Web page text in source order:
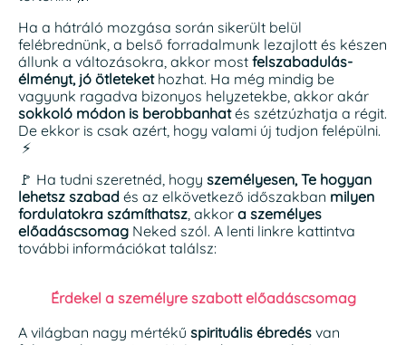
Ha a hátráló mozgása során sikerült belül
felébrednünk, a belső forradalmunk lezajlott és készen
állunk a változásokra, akkor most felszabadulás-
élményt, jó ötleteket hozhat. Ha még mindig be
vagyunk ragadva bizonyos helyzetekbe, akkor akár
sokkoló módon is berobbanhatés szétzúzhatja a régit.
De ekkor is csak azért, hogy valami új tudjon felépülni.
⚡
🚩 Ha tudni szeretnéd, hogy személyesen, Te hogyan
lehetsz szabad és az elkövetkező időszakban milyen
fordulatokra számíthatsz, akkor a személyes
előadáscsomag Neked szól. A lenti linkre kattintva
további információkat találsz:
Érdekel a személyre szabott előadáscsomag
A világban nagy mértékű spirituális ébredés van